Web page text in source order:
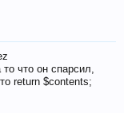
что он спарсил,
return $contents;